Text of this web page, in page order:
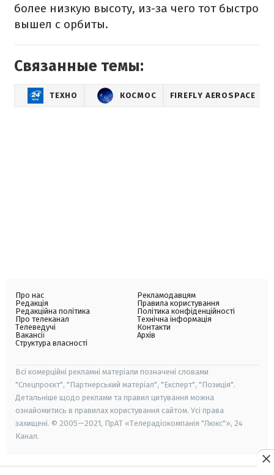
более низкую высоту, из-за чего тот быстро
вышел с орбиты.
Связанные темы:
ТЕХНО КОСМОС FIREFLY AEROSPACE
Про нас
Редакція
Редакційна політика
Про телеканал
Телеведучі
Вакансії
Структура власності
Рекламодавцям
Правила користування
Політика конфіденційності
Технічна інформація
Контакти
Архів
Всі комерційні рекламні матеріали позначені словами
"Спецпроєкт", "Партнерський матеріал", "Експерт", "Позиція".
Детальніше щодо реклами та правил цитування можна
ознайомитись в правилах користування сайтом. Усі права
захищені. © 2005—2021, ПрАТ «Телерадіокомпанія "Люкс"», 24
Канал.